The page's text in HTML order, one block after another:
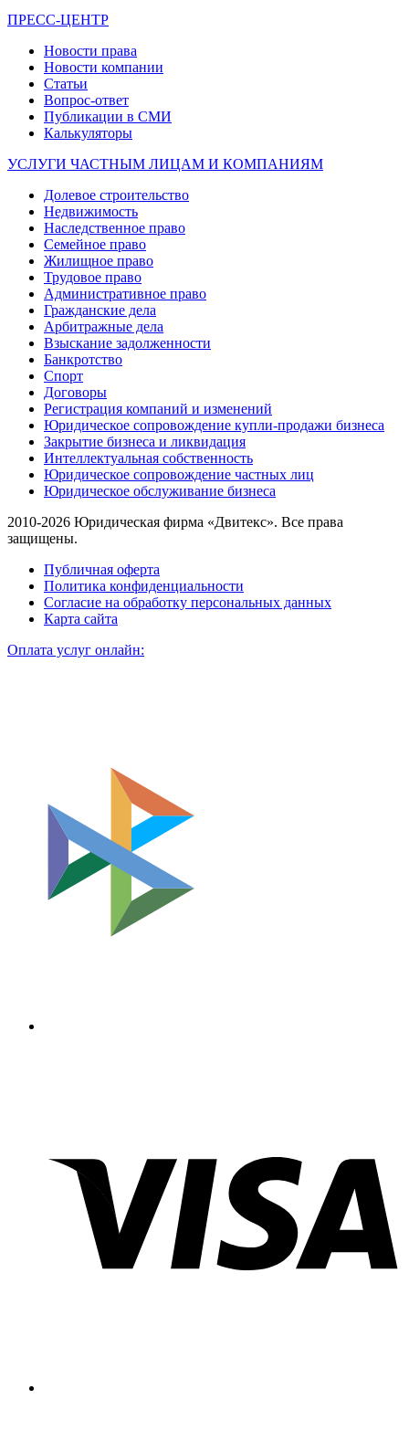
ПРЕСС-ЦЕНТР
Новости права
Новости компании
Статьи
Вопрос-ответ
Публикации в СМИ
Калькуляторы
УСЛУГИ ЧАСТНЫМ ЛИЦАМ И КОМПАНИЯМ
Долевое строительство
Недвижимость
Наследственное право
Семейное право
Жилищное право
Трудовое право
Административное право
Гражданские дела
Арбитражные дела
Взыскание задолженности
Банкротство
Спорт
Договоры
Регистрация компаний и изменений
Юридическое сопровождение купли-продажи бизнеса
Закрытие бизнеса и ликвидация
Интеллектуальная собственность
Юридическое сопровождение частных лиц
Юридическое обслуживание бизнеса
2010-2026 Юридическая фирма «Двитекс». Все права
защищены.
Публичная оферта
Политика конфиденциальности
Согласие на обработку персональных данных
Карта сайта
Оплата услуг онлайн: